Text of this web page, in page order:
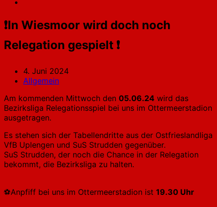
❗In Wiesmoor wird doch noch
Relegation gespielt ❗
4. Juni 2024
Allgemein
Am kommenden Mittwoch den 05.06.24 wird das
Bezirksliga Relegationsspiel bei uns im Ottermeerstadion
ausgetragen.
Es stehen sich der Tabellendritte aus der Ostfrieslandliga
VfB Uplengen und SuS Strudden gegenüber.
SuS Strudden, der noch die Chance in der Relegation
bekommt, die Bezirksliga zu halten.
⚽Anpfiff bei uns im Ottermeerstadion ist 19.30 Uhr